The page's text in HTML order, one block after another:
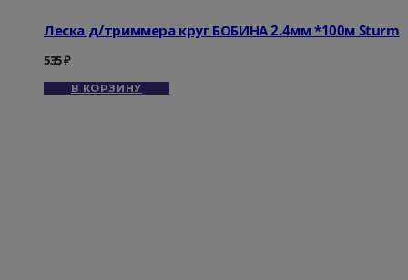
Леска д/триммера круг БОБИНА 2.4мм *100м Sturm
535₽
В КОРЗИНУ